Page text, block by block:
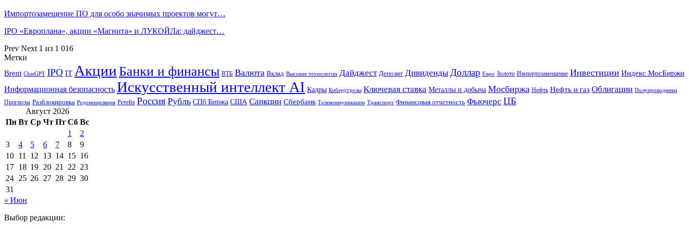
Импортозамещение ПО для особо значимых проектов могут…
IPO «Европлана», акции «Магнита» и ЛУКОЙЛа: дайджест…
Prev Next 1 из 1 016
Метки
Brent ChatGPT IPO IT АкцииБанки и финансы ВТБ Валюта Вклад Высокие технологии Дайджест Депозит Дивиденды Доллар Евро Золото Импортозамещение Инвестиции Индекс МосБиржи
Информационная безопасность Искусственный интеллект AI Кадры Киберугрозы Ключевая ставка Металлы и добыча Мосбиржа Нефть Нефть и газ Облигации Полупроводники
Прогнозы Разблокировка Редомициляция Ретейл Россия Рубль СПб Биржа США Санкции Сбербанк Телекоммуникации Транспорт Финансовая отчетность Фьючерс ЦБ
Август 2026
Пн Вт Ср Чт Пт Сб Вс
1
2
3
4 5 6 7 8
9
10 11 12 13 14 15 16
17 18 19 20 21 22 23
24 25 26 27 28 29 30
31
« Июн
Выбор редакции: